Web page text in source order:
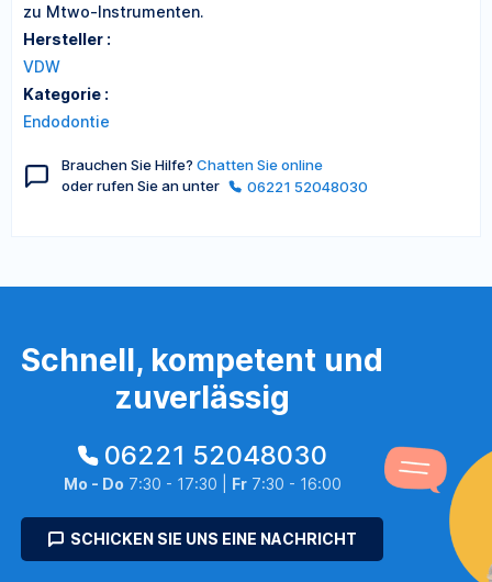
zu Mtwo-Instrumenten.
Hersteller :
VDW
Kategorie :
Endodontie
Brauchen Sie Hilfe? Chatten Sie online
oder rufen Sie an unter
06221 52048030
Schnell, kompetent und
zuverlässig
06221 52048030
Mo - Do 7:30 - 17:30 | Fr7:30 - 16:00
SCHICKEN SIE UNS EINE NACHRICHT